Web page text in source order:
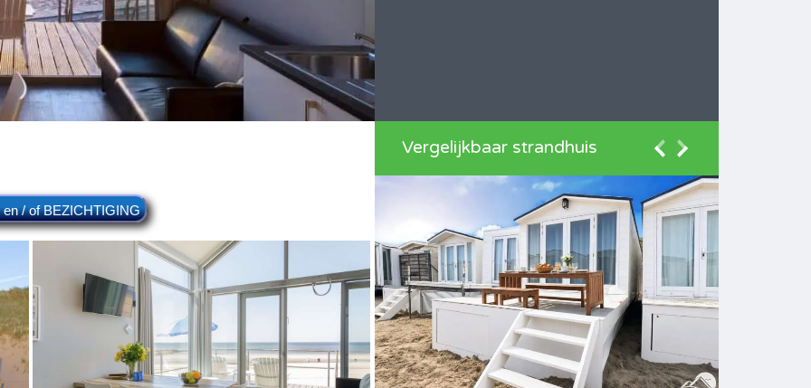
/ of BEZICHTIGING
Vergelijkbaar strandhuis